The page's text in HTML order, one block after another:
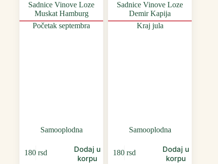
Sadnice Vinove Loze
Muskat Hamburg
Početak septembra
Samooplodna
180 rsd
Dodaj u
korpu
Sadnice Vinove Loze
Demir Kapija
Kraj jula
Samooplodna
180 rsd
Dodaj u
korpu